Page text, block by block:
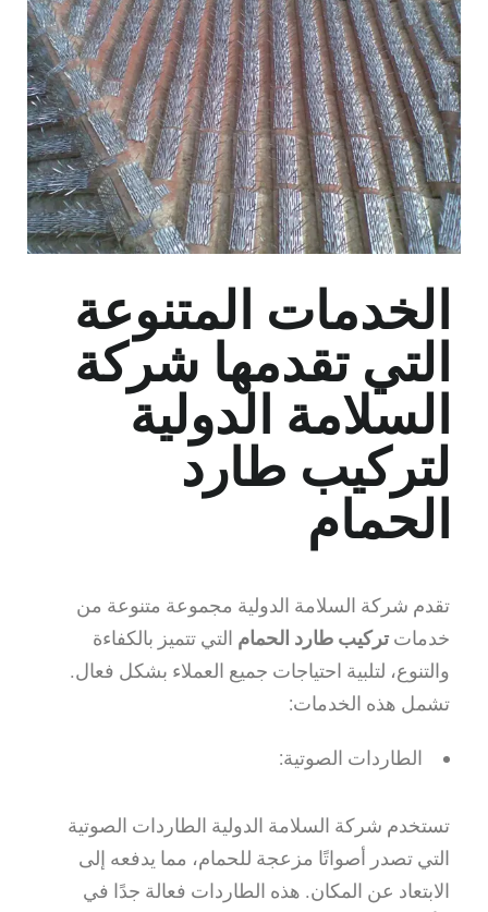
الخدمات المتنوعة
التي تقدمها شركة
السلامة الدولية
لتركيب طارد
الحمام
تقدم شركة السلامة الدولية مجموعة متنوعة من
خدمات تركيب طارد الحمام التي تتميز بالكفاءة
والتنوع، لتلبية احتياجات جميع العملاء بشكل فعال.
تشمل هذه الخدمات:
الطاردات الصوتية:
تستخدم شركة السلامة الدولية الطاردات الصوتية
التي تصدر أصواتًا مزعجة للحمام، مما يدفعه إلى
الابتعاد عن المكان. هذه الطاردات فعالة جدًا في